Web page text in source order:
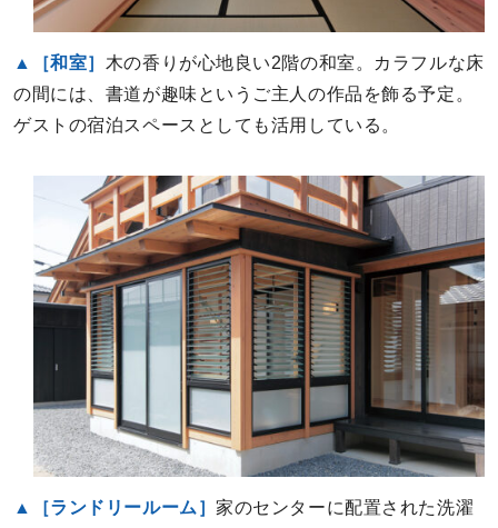
▲［和室］ 木の香りが心地良い2階の和室。カラフルな床
の間には、書道が趣味というご主人の作品を飾る予定。
ゲストの宿泊スペースとしても活用している。
▲［ランドリールーム］家のセンターに配置された洗濯